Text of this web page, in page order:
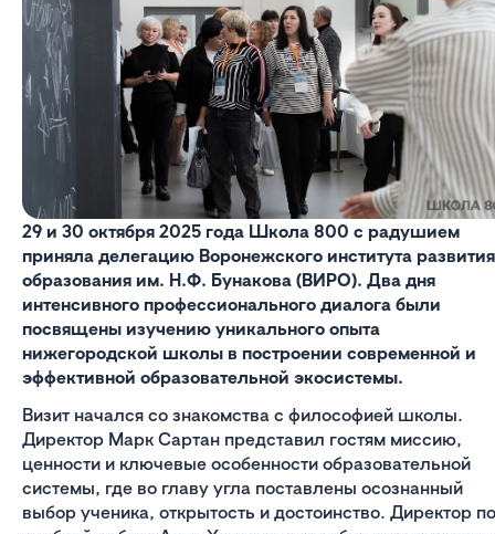
29 и 30 октября 2025 года Школа 800 с радушием
приняла делегацию Воронежского института развития
образования им. Н.Ф. Бунакова (ВИРО). Два дня
интенсивного профессионального диалога были
посвящены изучению уникального опыта
нижегородской школы в построении современной и
эффективной образовательной экосистемы.
Визит начался со знакомства с философией школы.
Директор Марк Сартан представил гостям миссию,
ценности и ключевые особенности образовательной
системы, где во главу угла поставлены осознанный
выбор ученика, открытость и достоинство. Директор по